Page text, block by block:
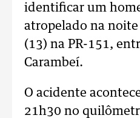
identificar um
atropelado na
(13) na PR-151,
Carambeí.
O acidente
21h30 no